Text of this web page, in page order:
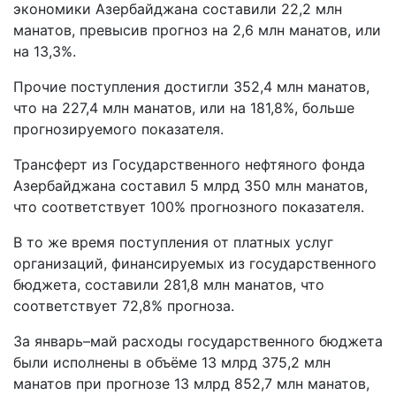
экономики Азербайджана составили 22,2 млн
манатов, превысив прогноз на 2,6 млн манатов, или
на 13,3%.
Прочие поступления достигли 352,4 млн манатов,
что на 227,4 млн манатов, или на 181,8%, больше
прогнозируемого показателя.
Трансферт из Государственного нефтяного фонда
Азербайджана составил 5 млрд 350 млн манатов,
что соответствует 100% прогнозного показателя.
В то же время поступления от платных услуг
организаций, финансируемых из государственного
бюджета, составили 281,8 млн манатов, что
соответствует 72,8% прогноза.
За январь–май расходы государственного бюджета
были исполнены в объёме 13 млрд 375,2 млн
манатов при прогнозе 13 млрд 852,7 млн манатов,